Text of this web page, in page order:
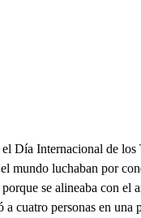
Día Internacional de los
mundo luchaban por
se alineaba con el
cuatro personas en una